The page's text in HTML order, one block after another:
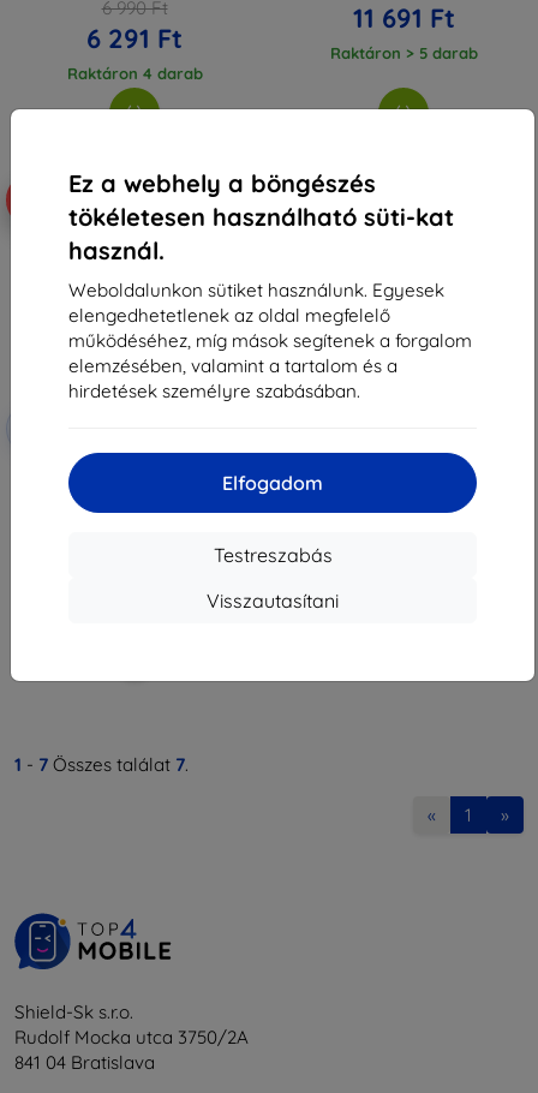
Ez a webhely a böngészés
tökéletesen használható süti-kat
használ.
Weboldalunkon sütiket használunk. Egyesek
elengedhetetlenek az oldal megfelelő
működéséhez, míg mások segítenek a forgalom
elemzésében, valamint a tartalom és a
hirdetések személyre szabásában.
Elfogadom
Testreszabás
Visszautasítani
6 990 Ft
6 291 Ft
Raktáron 4 darab
11 691 Ft
Raktáron > 5 darab
3mk TechWrap matt védőfólia
VW Touran III 2017-26 (Discover
Pro 9,2") központi kijelzőjéhez
Raktáron > 5 darab
1 - 7 Összes találat 7.
« 1 »
Shield-Sk s.r.o.
Rudolf Mocka utca 3750/2A
841 04 Bratislava